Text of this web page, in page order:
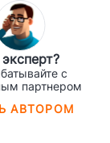
с
партнером
АВТОРОМ